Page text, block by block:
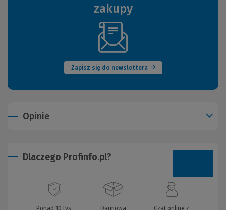
zakupy
Zapisz się do newslettera
(Nowe
okno)
Opinie
Dlaczego Profinfo.pl?
Ponad 10 tys.
Darmowa
Czat online z